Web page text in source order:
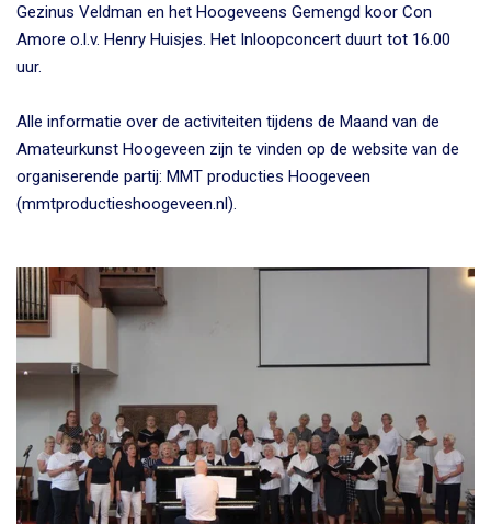
Gezinus Veldman en het Hoogeveens Gemengd koor Con
Amore o.l.v. Henry Huisjes. Het Inloopconcert duurt tot 16.00
uur.
Alle informatie over de activiteiten tijdens de Maand van de
Amateurkunst Hoogeveen zijn te vinden op de website van de
organiserende partij: MMT producties Hoogeveen
(mmtproductieshoogeveen.nl).